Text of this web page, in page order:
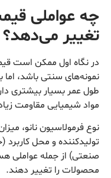
چه عواملی
تغییر می‌دهد؟
در نگاه اول ممکن است
نمونه‌های سنتی باشد، اما
طول عمر بسیار بیشتری
مواد شیمیایی مقاومت
نوع فرمولاسیون نانو،
تولیدکننده و محل
صنعتی) از جمله عواملی
محصولات را تغییر دهند.